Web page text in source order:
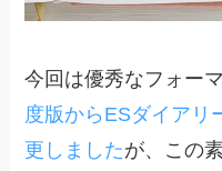
今回は優秀なフォー
度版からESダイアリ
更しましたが、この